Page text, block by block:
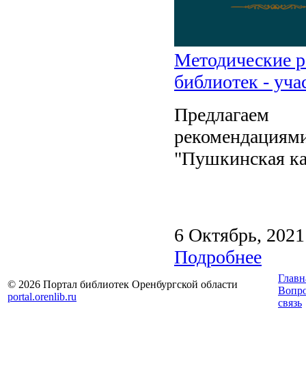
Методические
библиотек -
"Пушкинская
6 Октябрь, 2021
Подробнее
© 2026 Портал библиотек Оренбургской области
portal.orenlib.ru
связь